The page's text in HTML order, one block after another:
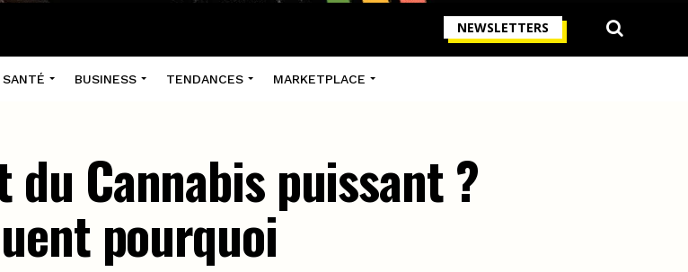
NEWSLETTERS
SANTÉ BUSINESS TENDANCES MARKETPLACE
Cannabis puissant ?
pourquoi